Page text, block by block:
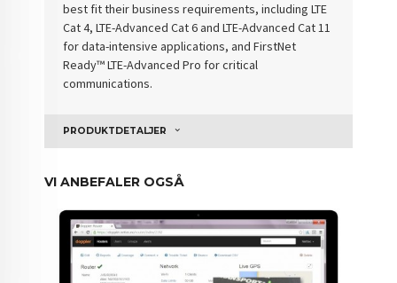
best fit their business requirements, including LTE
Cat 4, LTE-Advanced Cat 6 and LTE-Advanced Cat 11
for data-intensive applications, and FirstNet
Ready™ LTE-Advanced Pro for critical
communications.
PRODUKTDETALJER
VI ANBEFALER OGSÅ